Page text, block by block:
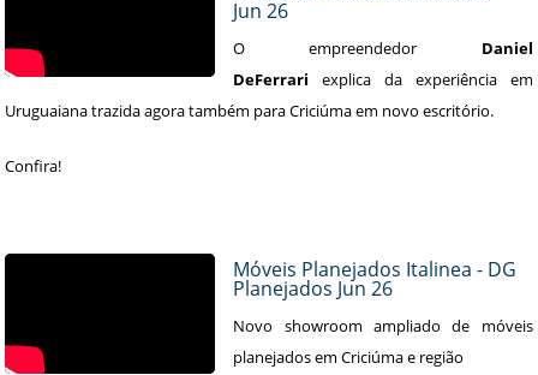
Jun 26
O empreendedor Daniel
DeFerrariexplica da experiência em
Uruguaiana trazida agora também para Criciúma em novo escritório.
Confira!
Móveis Planejados Italinea - DG
Planejados Jun 26
Novo showroom ampliado de móveis
planejados em Criciúma e região